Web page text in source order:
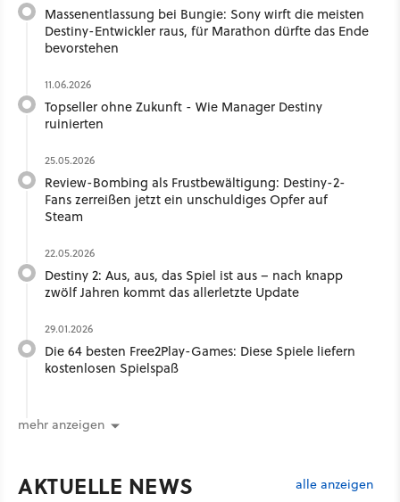
Massenentlassung bei Bungie: Sony wirft die meisten
Destiny-Entwickler raus, für Marathon dürfte das Ende
bevorstehen
11.06.2026
Topseller ohne Zukunft - Wie Manager Destiny
ruinierten
25.05.2026
Review-Bombing als Frustbewältigung: Destiny-2-
Fans zerreißen jetzt ein unschuldiges Opfer auf
Steam
22.05.2026
Destiny 2: Aus, aus, das Spiel ist aus – nach knapp
zwölf Jahren kommt das allerletzte Update
29.01.2026
Die 64 besten Free2Play-Games: Diese Spiele liefern
kostenlosen Spielspaß
mehr anzeigen
AKTUELLE NEWS alle anzeigen